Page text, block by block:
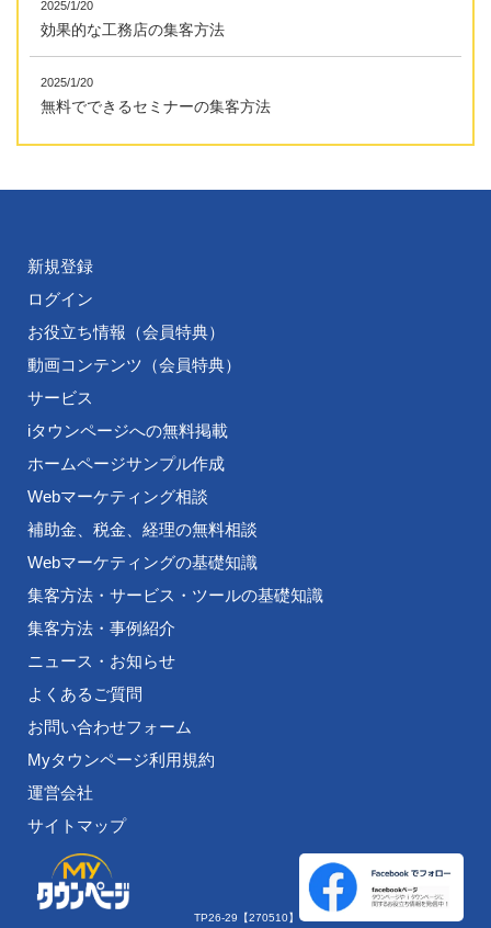
2025/1/20
効果的な工務店の集客方法
2025/1/20
無料でできるセミナーの集客方法
新規登録
ログイン
お役立ち情報（会員特典）
動画コンテンツ（会員特典）
サービス
iタウンページへの無料掲載
ホームページサンプル作成
Webマーケティング相談
補助金、税金、経理の無料相談
Webマーケティングの基礎知識
集客方法・サービス・ツールの基礎知識
集客方法・事例紹介
ニュース・お知らせ
よくあるご質問
お問い合わせフォーム
Myタウンページ利用規約
運営会社
サイトマップ
TP26-29【270510】